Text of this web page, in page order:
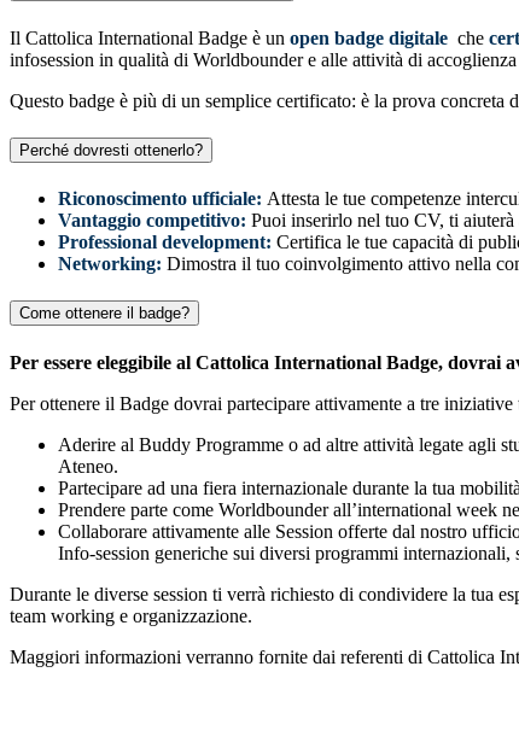
Il Cattolica International Badge è un open badge digitale che
infosession in qualità di Worldbounder e alle attività di
Questo badge è più di un semplice certificato: è la prova
Perché dovresti ottenerlo?
Riconoscimento ufficiale: Attesta le tue competenze
Vantaggio competitivo: Puoi inserirlo nel tuo CV, ti
Professional development: Certifica le tue capacità di
Networking: Dimostra il tuo coinvolgimento attivo nella
Come ottenere il badge?
Per essere eleggibile al Cattolica International Badge, dovrai
Per ottenere il Badge dovrai partecipare attivamente a tre
Aderire al Buddy Programme o ad altre attività legate agli
Ateneo.
Partecipare ad una fiera internazionale durante la tua
Prendere parte come Worldbounder all’international week
Collaborare attivamente alle Session offerte dal nostro
Info-session generiche sui diversi programmi internazionali,
Durante le diverse session ti verrà richiesto di condividere la tua
team working e organizzazione.
Maggiori informazioni verranno fornite dai referenti di Cattolica